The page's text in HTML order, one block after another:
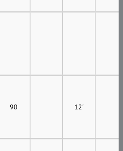
90 12'